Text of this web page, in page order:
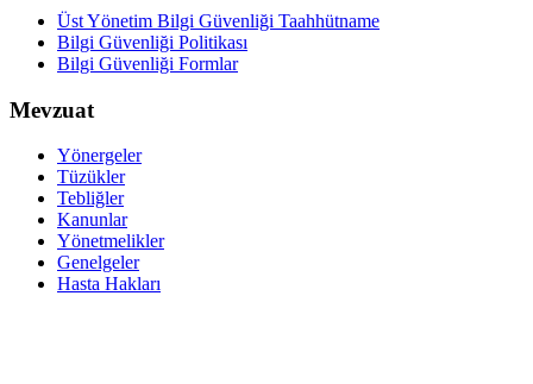
Üst Yönetim Bilgi Güvenliği Taahhütname
Bilgi Güvenliği Politikası
Bilgi Güvenliği Formlar
Mevzuat
Yönergeler
Tüzükler
Tebliğler
Kanunlar
Yönetmelikler
Genelgeler
Hasta Hakları